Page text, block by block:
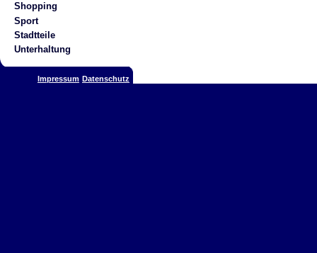
Shopping
Sport
Stadtteile
Unterhaltung
Impressum Datenschutz